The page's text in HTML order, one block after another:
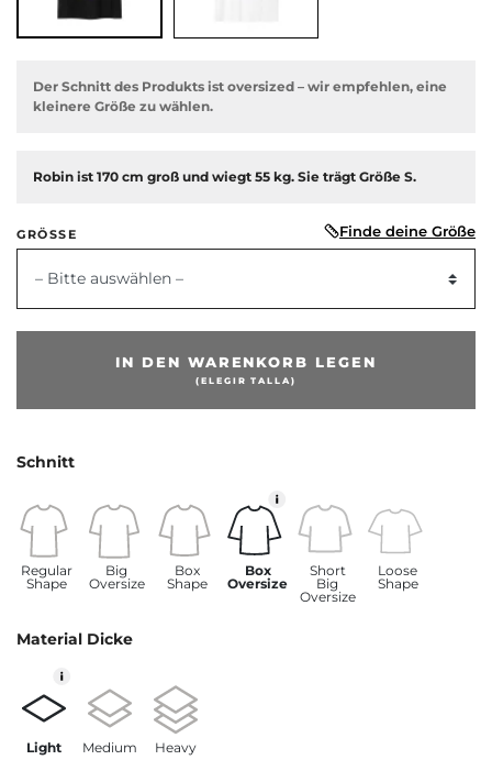
Der Schnitt des Produkts ist oversized – wir empfehlen, eine
kleinere Größe zu wählen.
Robin ist 170 cm groß und wiegt 55 kg. Sie trägt Größe S.
GRÖSSE Finde deine Größe
– Bitte auswählen –
IN DEN WARENKORB LEGEN
(ELEGIR TALLA)
Schnitt
Regular
Shape
Big
Oversize
Box
Shape
Box
Oversize
Short
Big
Oversize
Loose
Shape
Material Dicke
Light Medium Heavy